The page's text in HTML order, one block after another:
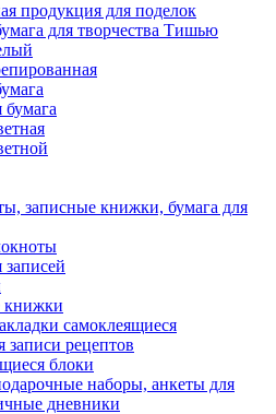
продукция для поделок
для творчества Тишью
бумага
записные книжки, бумага для
записей
книжки
самоклеящиеся
записи рецептов
блоки
наборы, анкеты для
дневники